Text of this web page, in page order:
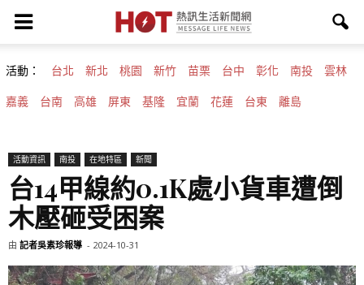
活動： 台北 新北 桃園 新竹 苗栗 台中 彰化 南投 雲林
嘉義 台南 高雄 屏東 基隆 宜蘭 花蓮 台東 離島
活動資訊 南投 在地特區 新聞
台14甲線約0.1K處小貨車遭倒
木壓砸受困案
由 記者吳素珍報導 - 2024-10-31